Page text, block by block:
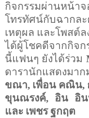
กิจกรรมผ่านหน้า
โทรทัศน์กับฉากล
เหตุผล และโพสต์ล
ได้ผู้โชคดีจากกิจก
นี้แฟนๆ ยังได้ร่วม
ดารานักแสดงม
ขณา, เพื่อน คณิน,
ขุนณรงค์, อิน อิน
และ เพชร ฐกฤต